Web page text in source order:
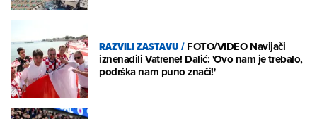
RAZVILI ZASTAVU/FOTO/VIDEO Navijači
iznenadili Vatrene! Dalić: 'Ovo nam je trebalo,
podrška nam puno znači!'